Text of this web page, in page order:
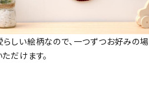
しい絵柄なので、一つずつお好みの
だけます。